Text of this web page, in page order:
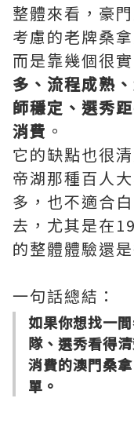
整體來看，豪
考慮的老牌桑
而是靠幾個很
多、流程成熟
師穩定、選秀
消費 。
它的缺點也很
帝湖那種百人
多，也不適合
去，尤其是在
的整體體驗還
一句話總結：
如果你想找一
隊、選秀看得
消費的澳門桑
單。